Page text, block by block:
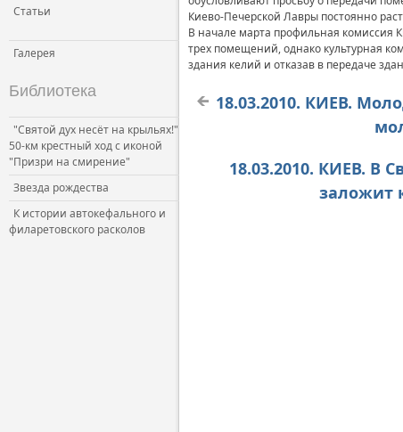
Статьи
Галерея
Библиотека
"Святой дух несёт на крыльях!"
50-км крестный ход с иконой
"Призри на смирение"
Звезда рождества
К истории автокефального и
филаретовского расколов
Киево-Печерской Лавры постоянно
В начале марта профильная комиссия
трех помещений, однако культурная
здания келий и отказав в передаче
18.03.2010. КИЕВ.
18.03.2010. КИЕВ. В
заложит